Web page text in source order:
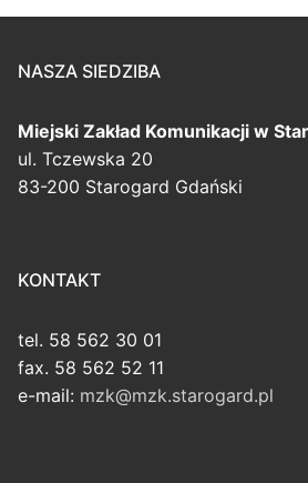
NASZA SIEDZIBA
Miejski Zakład Komunikacji w
ul. Tczewska 20
83-200 Starogard Gdański
KONTAKT
tel. 58 562 30 01
fax. 58 562 52 11
e-mail: mzk@mzk.starogard.pl